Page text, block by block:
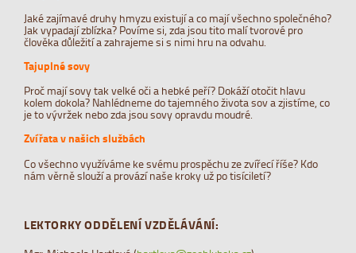
Jaké zajímavé druhy hmyzu existují a co mají všechno společného?
Jak vypadají zblízka? Povíme si, zda jsou tito malí tvorové pro
člověka důležití a zahrajeme si s nimi hru na odvahu.
Tajuplné sovy
Proč mají sovy tak velké oči a hebké peří? Dokáží otočit hlavu
kolem dokola? Nahlédneme do tajemného života sov a zjistíme, co
je to vývržek nebo zda jsou sovy opravdu moudré.
Zvířata v našich službách
Co všechno využíváme ke svému prospěchu ze zvířecí říše? Kdo
nám věrně slouží a provází naše kroky už po tisíciletí?
LEKTORKY ODDĚLENÍ VZDĚLÁVÁNÍ: